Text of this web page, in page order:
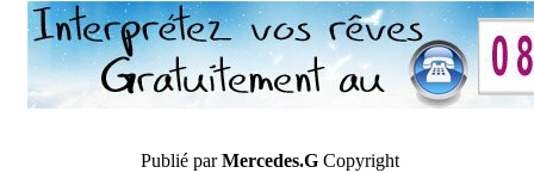
Publié parMercedes.GCopyright